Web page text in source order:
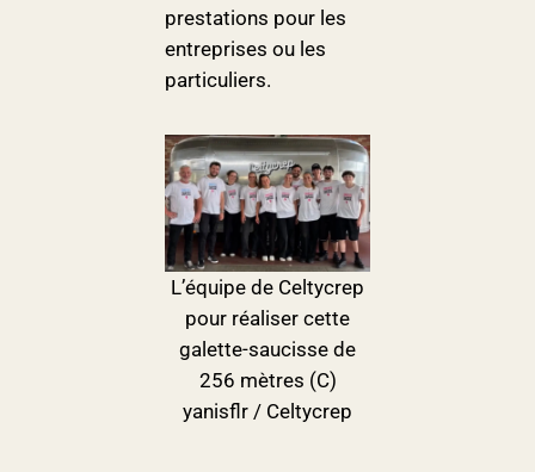
prestations pour les
entreprises ou les
particuliers.
L’équipe de Celtycrep
pour réaliser cette
galette-saucisse de
256 mètres (C)
yanisflr / Celtycrep